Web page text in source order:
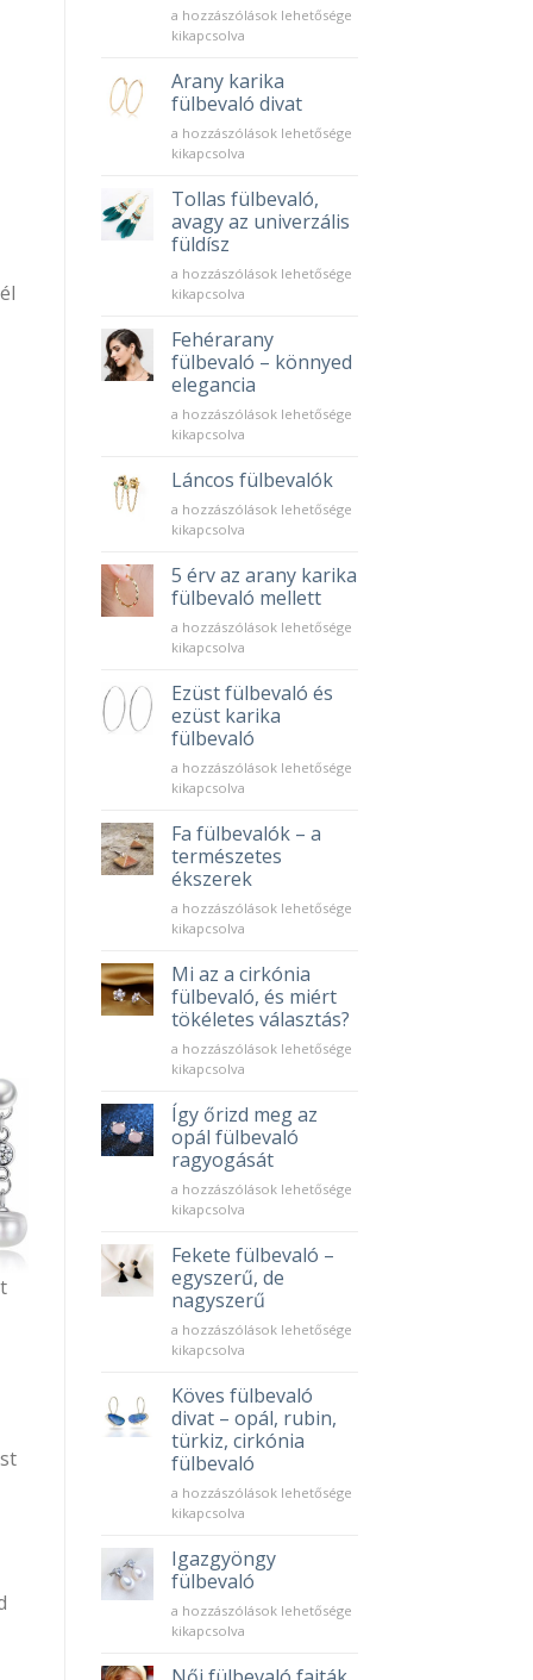
Swarovski
fülbevaló
az
elérhető
gyémánt
ragyogás
bejegyzéshez
a hozzászólások lehetősége
kikapcsolva
Arany karika
fülbevaló divat
Arany
karika
divat
bejegyzéshez
a hozzászólások lehetősége
kikapcsolva
Tollas fülbevaló,
avagy az univerzális
füldísz
Tollas
fülbevaló,
az
univerzális
füldísz
bejegyzéshez
a hozzászólások lehetősége
kikapcsolva
Fehérarany
fülbevaló – könnyed
elegancia
Fehérarany
fülbevaló
könnyed
elegancia
bejegyzéshez
a hozzászólások lehetősége
kikapcsolva
Láncos fülbevalók
Láncos
fülbevalók
a hozzászólások lehetősége
kikapcsolva
5 érv az arany karika
fülbevaló mellett
5
érv
arany
karika
fülbevaló
mellett
bejegyzéshez
a hozzászólások lehetősége
kikapcsolva
Ezüst fülbevaló és
ezüst karika
fülbevaló
Ezüst
fülbevaló
ezüst
karika
fülbevaló
bejegyzéshez
a hozzászólások lehetősége
kikapcsolva
Fa fülbevalók – a
természetes
ékszerek
Fa
fülbevalók
a
természetes
ékszerek
bejegyzéshez
a hozzászólások lehetősége
kikapcsolva
Mi az a cirkónia
fülbevaló, és miért
tökéletes választás?
Mi
az
cirkónia
fülbevaló,
és
miért
tökéletes
választás?
a hozzászólások lehetősége
kikapcsolva
Így őrizd meg az
opál fülbevaló
ragyogását
Így
őrizd
az
opál
fülbevaló
ragyogását
bejegyzéshez
a hozzászólások lehetősége
kikapcsolva
Fekete fülbevaló –
egyszerű, de
nagyszerű
Fekete
fülbevaló
egyszerű,
de
nagyszerű
bejegyzéshez
a hozzászólások lehetősége
kikapcsolva
Köves fülbevaló
divat – opál, rubin,
türkiz, cirkónia
fülbevaló
Köves
fülbevaló
–
opál,
rubin,
türkiz,
cirkónia
bejegyzéshez
a hozzászólások lehetősége
kikapcsolva
Igazgyöngy
fülbevaló
Igazgyöngy
fülbevaló
a hozzászólások lehetősége
kikapcsolva